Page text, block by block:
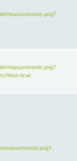
measurements.png?
measurements.png?